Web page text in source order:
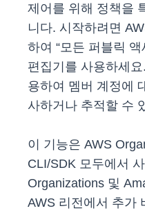
제어를 위해 정책을
니다. 시작하려면
하여 “모든 퍼블릭
편집기를 사용하세
용하여 멤버 계정에
사하거나 추적할 수
이 기능은 AWS
CLI/SDK 모두에서
Organizations 및
AWS 리전에서 추가